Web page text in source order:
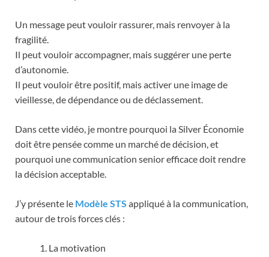
Un message peut vouloir rassurer, mais renvoyer à la
fragilité.
Il peut vouloir accompagner, mais suggérer une perte
d’autonomie.
Il peut vouloir être positif, mais activer une image de
vieillesse, de dépendance ou de déclassement.
Dans cette vidéo, je montre pourquoi la Silver Économie
doit être pensée comme un marché de décision, et
pourquoi une communication senior efficace doit rendre
la décision acceptable.
J’y présente le Modèle STS appliqué à la communication,
autour de trois forces clés :
La motivation